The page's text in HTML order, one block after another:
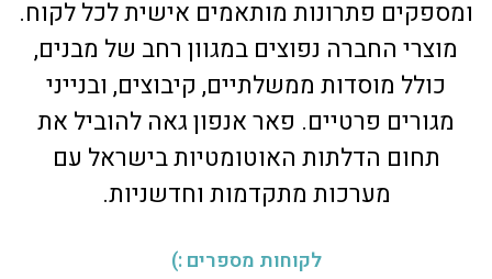
ומספקים פתרונות מותאמים אישית לכל לקוח.
מוצרי החברה נפוצים במגוון רחב של מבנים,
כולל מוסדות ממשלתיים, קיבוצים, ובנייני
מגורים פרטיים. פאר אנפון גאה להוביל את
תחום הדלתות האוטומטיות בישראל עם
מערכות מתקדמות וחדשניות.
לקוחות מספרים :)